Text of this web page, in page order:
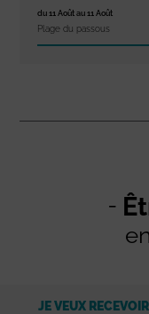
du 11 Août au 11 Août
Plage du passous
JE VEUX